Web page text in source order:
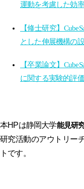
運動を考慮した効
【修士研究】
とした伸展機構の
【卒業論文】
に関する実験的評価
本HPは静岡大学能見研
研究活動のアウトリー
トです。